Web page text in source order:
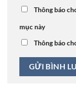
Thông báo
mục này
Thông báo